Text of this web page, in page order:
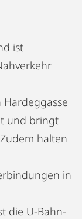
ist
und bringt
halten
in
die U-Bahn-